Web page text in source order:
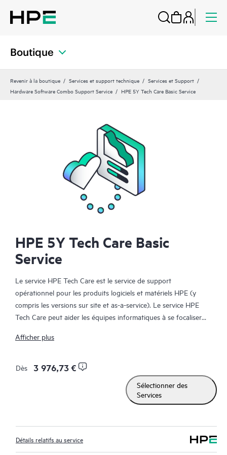
Boutique
Revenir à la boutique Services et support technique
Services et Support
Hardware Software Combo Support Service
HPE 5Y Tech Care Basic Service
HPE 5Y Tech Care Basic
Service
Le service HPE Tech Care est le service de support
opérationnel pour les produits logiciels et matériels HPE (y
compris les versions sur site et as-a-service). Le service HPE
Tech Care peut aider les équipes informatiques à se focaliser
chercher proactivement de meilleures méthodes de travail,
Le service HPE Tech Care établit un accès direct à des
spécialistes produit et fournit des conseils techniques généraux,
qui aideront les Clients à réduire les risques et à trouver des
Tech Care peuvent accéder au support via différents canaux :
téléphone, infrastructure de messagerie instantanée en temps
réel, journalisation (remontée) automatisée des incidents et
Afficher plus
Dès 3 976,73 €
Sélectionner des
Services
Détails relatifs au service